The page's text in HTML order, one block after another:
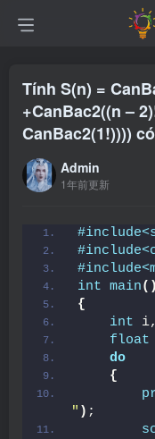
Tính S(n) =
+CanBac2((n –
CanBac2(1!))))
Admin
1年前更新
int main()
{
int
float
do
{
" ) ;